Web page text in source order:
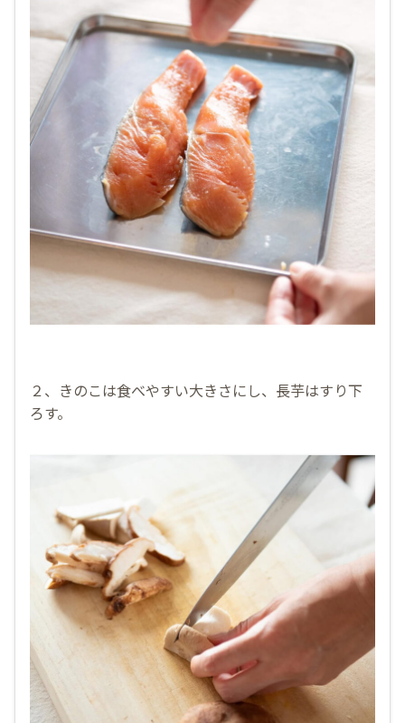
２、きのこは食べやすい大きさにし、長芋はすり下
ろす。